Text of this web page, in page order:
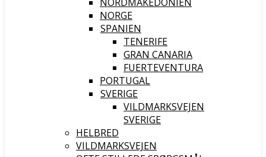
NORGE
SPANIEN
TENERIFE
GRAN CANARIA
FUERTEVENTURA
PORTUGAL
SVERIGE
VILDMARKSVEJEN
SVERIGE
HELBRED
VILDMARKSVEJEN